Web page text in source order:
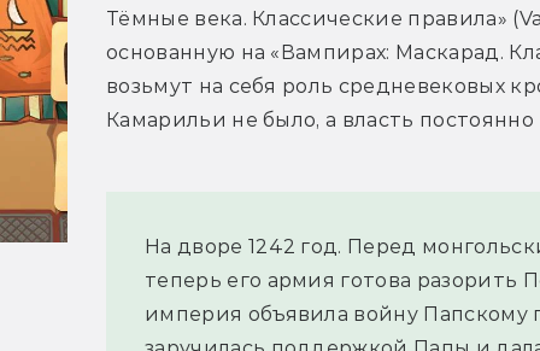
Тёмные века. Классические правила»
основанную на «Вампирах: Маскарад.
возьмут на себя роль средневековых
Камарильи не было, а власть
На дворе 1242 год. Перед
теперь его армия готова
империя объявила войну Папскому